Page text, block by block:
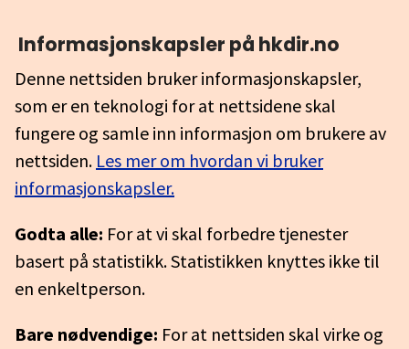
Informasjonskapsler på hkdir.no
Denne nettsiden bruker informasjonskapsler,
som er en teknologi for at nettsidene skal
fungere og samle inn informasjon om brukere av
nettsiden. Les mer om hvordan vi bruker
informasjonskapsler.
Godta alle: For at vi skal forbedre tjenester
basert på statistikk. Statistikken knyttes ikke til
en enkeltperson.
Bare nødvendige: For at nettsiden skal virke og